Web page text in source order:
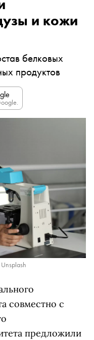
и кожи
белковых
продуктов
совместно с
предложили